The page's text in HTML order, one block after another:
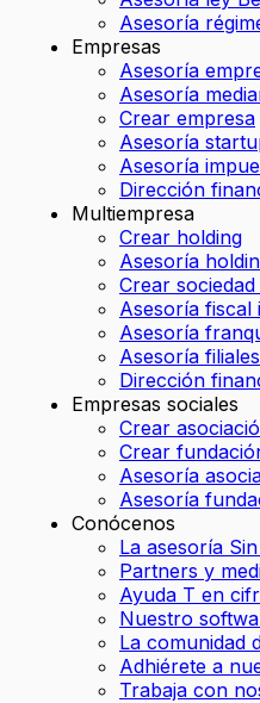
Asesoría
Empresas
Asesoría
Asesoría
Crear empresa
Asesoría
Asesoría
Dirección
Multiempresa
Crear holding
Asesoría
Crear
Asesoría fiscal
Asesoría
Asesoría
Dirección
Empresas sociales
Crear
Crear
Asesoría
Asesoría
Conócenos
La asesoría
Partners y
Ayuda T en
Nuestro
La comunidad
Adhiérete a
Trabaja con